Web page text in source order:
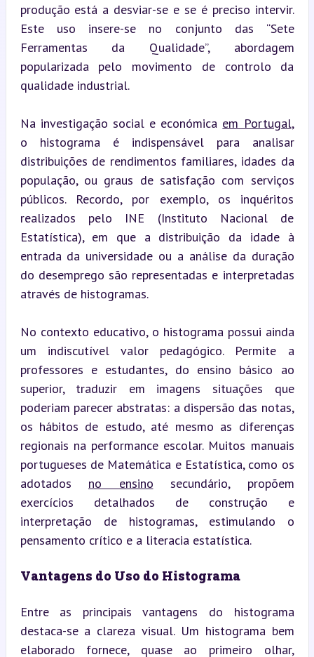
produção está a desviar-se e se é preciso intervir.
Este uso insere-se no conjunto das “Sete
Ferramentas da Qualidade”, abordagem
popularizada pelo movimento de controlo da
qualidade industrial.
Na investigação social e económica em Portugal,
o histograma é indispensável para analisar
distribuições de rendimentos familiares, idades da
população, ou graus de satisfação com serviços
públicos. Recordo, por exemplo, os inquéritos
realizados pelo INE (Instituto Nacional de
Estatística), em que a distribuição da idade à
entrada da universidade ou a análise da duração
do desemprego são representadas e interpretadas
através de histogramas.
No contexto educativo, o histograma possui ainda
um indiscutível valor pedagógico. Permite a
professores e estudantes, do ensino básico ao
superior, traduzir em imagens situações que
poderiam parecer abstratas: a dispersão das notas,
os hábitos de estudo, até mesmo as diferenças
regionais na performance escolar. Muitos manuais
portugueses de Matemática e Estatística, como os
adotados no ensino secundário, propõem
exercícios detalhados de construção e
interpretação de histogramas, estimulando o
pensamento crítico e a literacia estatística.
Vantagens do Uso do Histograma
Entre as principais vantagens do histograma
destaca-se a clareza visual. Um histograma bem
elaborado fornece, quase ao primeiro olhar,